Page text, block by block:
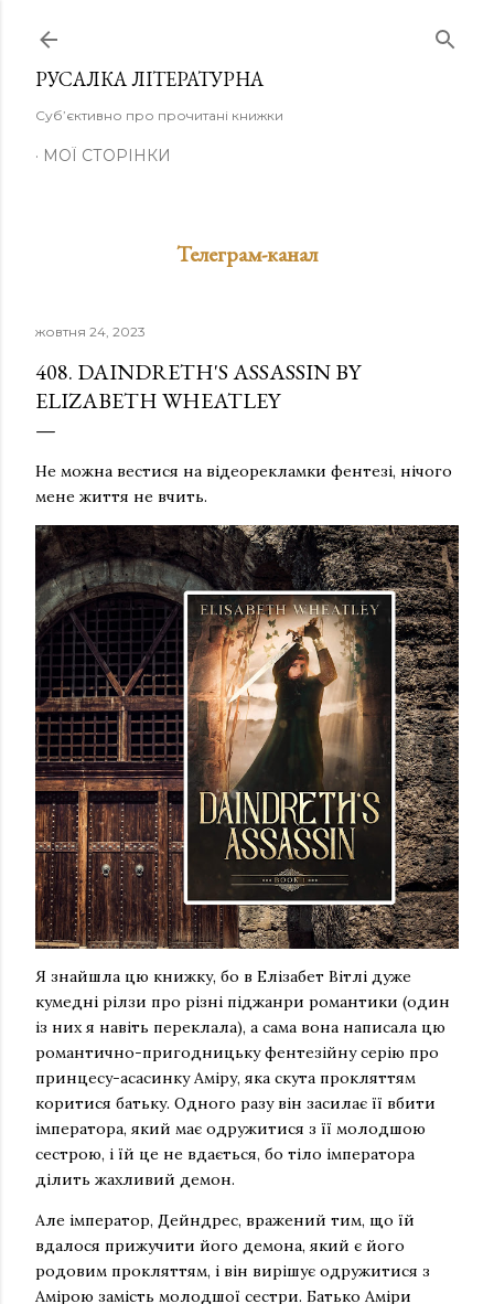
РУСАЛКА ЛІТЕРАТУРНА
Суб’єктивно про прочитані книжки
МОЇ СТОРІНКИ
Телеграм-канал
жовтня 24, 2023
408. DAINDRETH'S ASSASSIN BY
ELIZABETH WHEATLEY
Не можна вестися на відеорекламки фентезі, нічого
мене життя не вчить.
Я знайшла цю книжку, бо в Елізабет Вітлі дуже
кумедні рілзи про різні піджанри романтики (один
із них я навіть переклала), а сама вона написала цю
романтично-пригодницьку фентезійну серію про
принцесу-асасинку Аміру, яка скута прокляттям
коритися батьку. Одного разу він засилає її вбити
імператора, який має одружитися з її молодшою
сестрою, і їй це не вдається, бо тіло імператора
ділить жахливий демон.
Але імператор, Дейндрес, вражений тим, що їй
вдалося прижучити його демона, який є його
родовим прокляттям, і він вирішує одружитися з
Амірою замість молодшої сестри. Батько Аміри